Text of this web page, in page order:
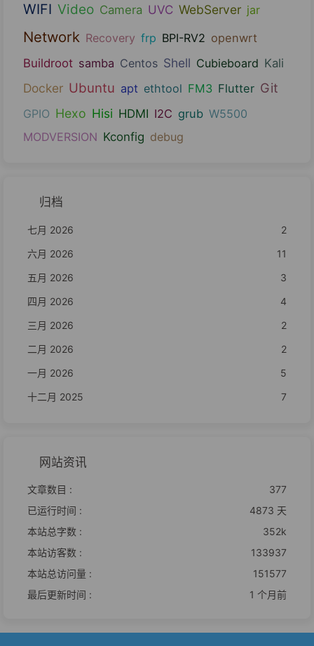
WIFI Video Camera UVC WebServer jar
Network Recovery frp BPI-RV2 openwrt
Buildroot samba Centos Shell Cubieboard Kali
Docker Ubuntu apt ethtool FM3 Flutter Git
GPIO Hexo Hisi HDMI I2C grub W5500
MODVERSION Kconfig debug
归档
七月 2026
2
六月 2026
11
五月 2026
3
四月 2026
4
三月 2026
2
二月 2026
2
一月 2026
5
十二月 2025
7
网站资讯
文章数目 :
377
已运行时间 :
4873 天
本站总字数 :
352k
本站访客数 :
133937
本站总访问量 :
151577
最后更新时间 :
1 个月前